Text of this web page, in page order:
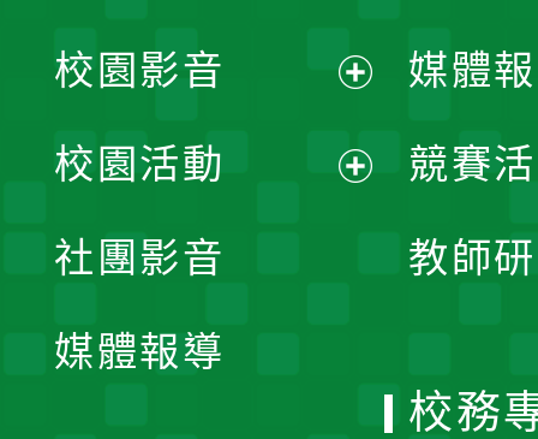
媒體
競賽
教師
校園影音
開
校園活動
社團影音
媒體報導
校務